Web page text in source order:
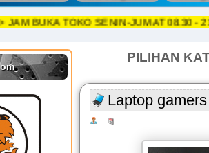
JAM BUKA TOKO SENIN-JUMAT
PILIHAN
Laptop